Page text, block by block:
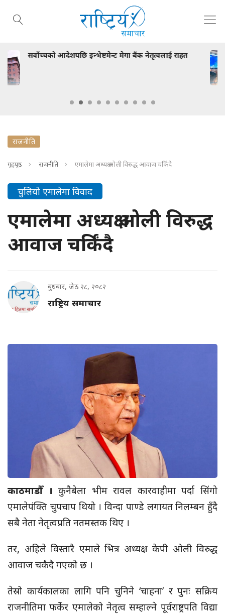
राहत २५० को सामान किन्दा मालामाल !
राजनीति
गृहपृष्ठ राजनीति एमालेमा अध्यक्ष ओली विरुद्ध आवाज चर्किंदै
चुलियो एमालेमा विवाद
एमालेमा अध्यक्ष ओली विरुद्ध
आवाज चर्किंदै
बुधबार, जेठ २८, २०८२
राष्ट्रिय समाचार
काठमाडौँ ।कुनैबेला भीम रावल कारवाहीमा पर्दा सिंगो
एमालेपंक्ति चुपचाप थियो । विन्दा पाण्डे लगायत निलम्बन हुँदै
सबै नेता नेतृत्वप्रति नतमस्तक थिए ।
तर, अहिले विस्तारै एमाले भित्र अध्यक्ष केपी ओली विरुद्ध
आवाज चर्कंदै गएको छ ।
तेस्रो कार्यकालका लागि पनि चुनिने ‘चाहना’ र पुनः सक्रिय
राजनीतिमा फर्केर एमालेको नेतृत्व सम्हाल्ने पूर्वराष्ट्रपति विद्या